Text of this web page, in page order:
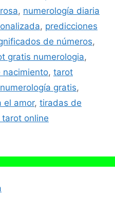
, numerología diaria
, predicciones
de números,
gratis numerologia,
, tarot
gratis,
el amor, tiradas de
online